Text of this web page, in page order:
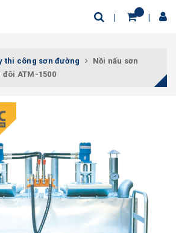
thi công sơn đường
Nồi nấu sơn
đôi ATM-1500